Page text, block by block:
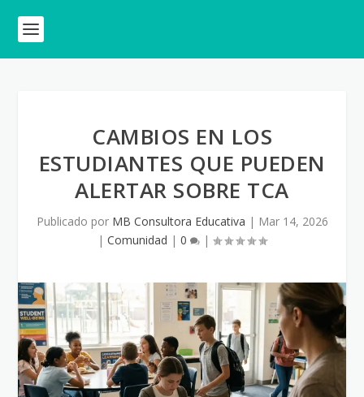
CAMBIOS EN LOS
ESTUDIANTES QUE PUEDEN
ALERTAR SOBRE TCA
Publicado por MB Consultora Educativa | Mar 14, 2026
| Comunidad | 0 |